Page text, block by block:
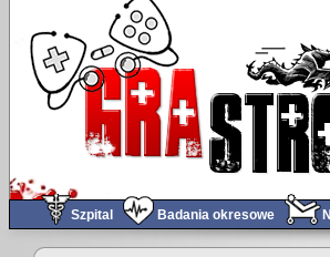
Szpital Badania okresowe
Obchód tygodnia #187